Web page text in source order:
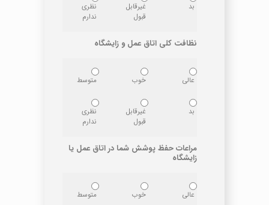
بد
غیرقابل
قبول
نظری
ندارم
نظافت کلی اتاق عمل و زایشگاه
عالی خوب متوسط
بد
غیرقابل
قبول
نظری
ندارم
مراعات حفظ پوشش شما در اتاق عمل یا
زایشگاه
عالی خوب متوسط